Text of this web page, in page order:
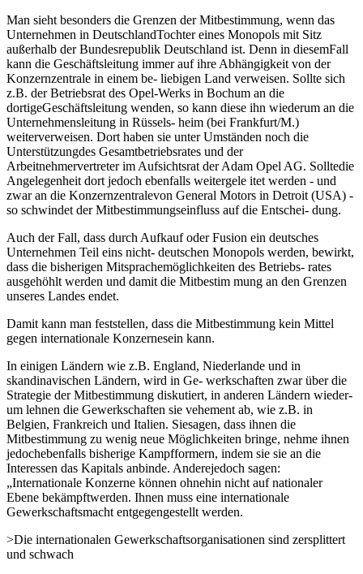
Man sieht besonders die Grenzen der Mitbestimmung, wenn das
Unternehmen in DeutschlandTochter eines Monopols mit Sitz
außerhalb der Bundesrepublik Deutschland ist. Denn in diesemFall
kann die Geschäftsleitung immer auf ihre Abhängigkeit von der
Konzernzentrale in einem be- liebigen Land verweisen. Sollte sich
z.B. der Betriebsrat des Opel-Werks in Bochum an die
dortigeGeschäftsleitung wenden, so kann diese ihn wiederum an die
Unternehmensleitung in Rüssels- heim (bei Frankfurt/M.)
weiterverweisen. Dort haben sie unter Umständen noch die
Unterstützungdes Gesamtbetriebsrates und der
Arbeitnehmervertreter im Aufsichtsrat der Adam Opel AG. Solltedie
Angelegenheit dort jedoch ebenfalls weitergele itet werden - und
zwar an die Konzernzentralevon General Motors in Detroit (USA) -
so schwindet der Mitbestimmungseinfluss auf die Entschei- dung.
Auch der Fall, dass durch Aufkauf oder Fusion ein deutsches
Unternehmen Teil eins nicht- deutschen Monopols werden, bewirkt,
dass die bisherigen Mitsprachemöglichkeiten des Betriebs- rates
ausgehöhlt werden und damit die Mitbestim mung an den Grenzen
unseres Landes endet.
Damit kann man feststellen, dass die Mitbestimmung kein Mittel
gegen internationale Konzernesein kann.
In einigen Ländern wie z.B. England, Niederlande und in
skandinavischen Ländern, wird in Ge- werkschaften zwar über die
Strategie der Mitbestimmung diskutiert, in anderen Ländern wieder-
um lehnen die Gewerkschaften sie vehement ab, wie z.B. in
Belgien, Frankreich und Italien. Siesagen, dass ihnen die
Mitbestimmung zu wenig neue Möglichkeiten bringe, nehme ihnen
jedochebenfalls bisherige Kampfformern, indem sie sie an die
Interessen das Kapitals anbinde. Anderejedoch sagen:
„Internationale Konzerne können ohnehin nicht auf nationaler
Ebene bekämpftwerden. Ihnen muss eine internationale
Gewerkschaftsmacht entgegengestellt werden.
>Die internationalen Gewerkschaftsorganisationen sind zersplittert
und schwach